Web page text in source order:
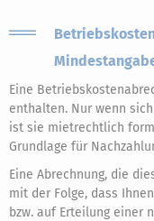
Eine
enthalten. Nur wenn
ist sie mietrechtlich
Grundlage für
Eine Abrechnung, die
mit der Folge, dass
bzw. auf Erteilung einer